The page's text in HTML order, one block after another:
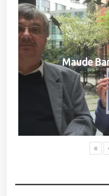
Maude
« ‹